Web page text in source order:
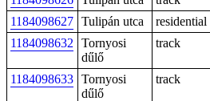
1184098627 Tulipán utca residential
1184098632
Tornyosi
dűlő
track
1184098633 Tornyosi
dűlő
track